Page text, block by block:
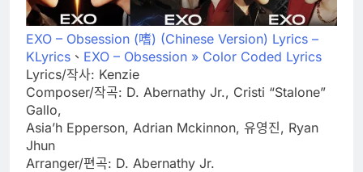
EXO – Obsession (嗜) (Chinese Version) Lyrics –
KLyrics 、 EXO – Obsession » Color Coded Lyrics
Lyrics/작사: Kenzie
Composer/작곡: D. Abernathy Jr., Cristi “Stalone”
Gallo,
Asia’h Epperson, Adrian Mckinnon, 유영진, Ryan
Jhun
Arranger/편곡: D. Abernathy Jr.